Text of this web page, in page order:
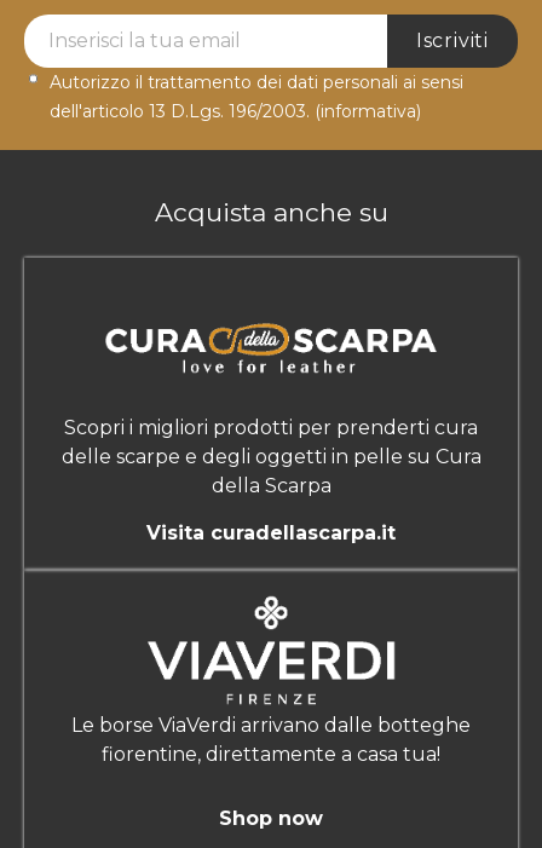
Newsletter Label
Iscriviti
Autorizzo il trattamento dei dati personali ai sensi
dell'articolo 13 D.Lgs. 196/2003. (informativa)
Acquista anche su
Scopri i migliori prodotti per prenderti cura
delle scarpe e degli oggetti in pelle su Cura
della Scarpa
Visita curadellascarpa.it
Le borse ViaVerdi arrivano dalle botteghe
fiorentine, direttamente a casa tua!
Shop now